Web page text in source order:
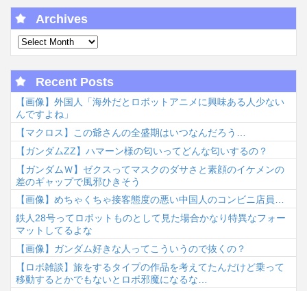
Archives
Recent Posts
【画像】外国人「海外だとロボットアニメに興味ある人少ない
んですよね」
【マクロス】この爺さんの全盛期はいつなんだろう…
【ガンダムΖΖ】ハマーン様の匂いってどんな匂いするの？
【ガンダムＷ】ゼクスってマスクのダサさと素顔のイケメンの
差のギャップで風邪ひきそう
【画像】めちゃくちゃ接客態度の悪い中国人のコンビニ店員…
鉄人28号ってロボットものとして見た場合かなり特異なフォー
マットしてるよな
【画像】ガンダム好きな人ってこういうので抜くの？
【ロボ雑談】旅をするタイプの作品を考えてたんだけど乗って
移動するとかでもないとロボ邪魔になるな…